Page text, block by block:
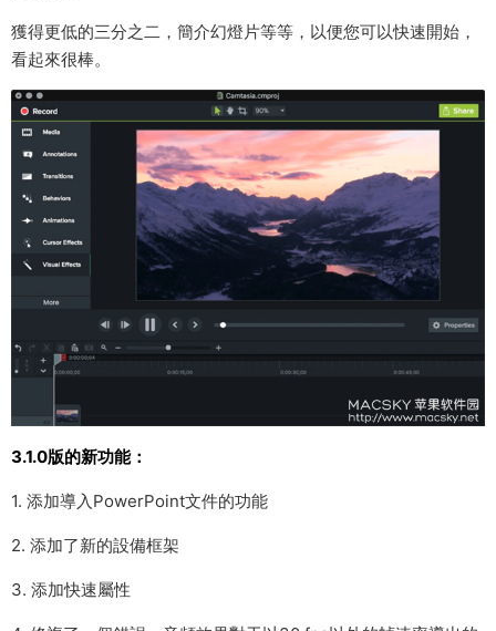
獲得更低的三分之二，簡介幻燈片等等，以便您可以快速開始，
看起來很棒。
3.1.0版的新功能：
1. 添加導入PowerPoint文件的功能
2. 添加了新的設備框架
3. 添加快速屬性